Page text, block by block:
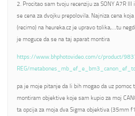
2. Procitao sam tvoju recenziju za SONY A7R
se cena za dvojku prepolovila. Najniza cena
(recimo) na heureka.cz je upravo tolika,…tu
je moguce da se na taj aparat montira
https://www.bhphotovideo.com/c/product/
REG/
pa je moje pitanje da li bih mogao da uz pomoc
montiram objektive koje sam kupio za moj
ta opcija za moja dva Sigma objektiva (35mm